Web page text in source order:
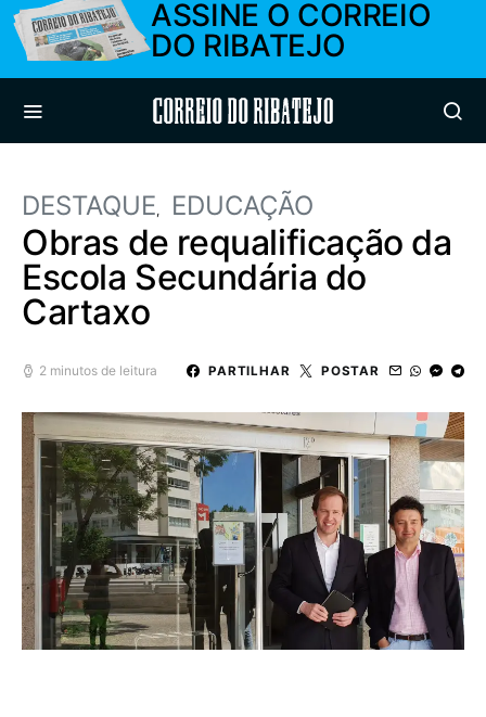
ASSINE O CORREIO
DO RIBATEJO
Correio do Ribatejo
DESTAQUE EDUCAÇÃO
Obras de requalificação da
Escola Secundária do
Cartaxo
2 minutos de leitura PARTILHAR POSTAR